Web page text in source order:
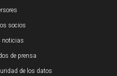
socios
noticias
de prensa
de los datos